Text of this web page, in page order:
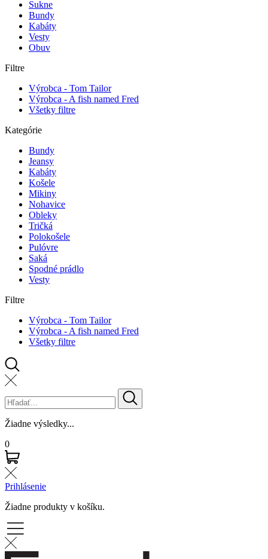
Sukne
Bundy
Kabáty
Vesty
Obuv
Filtre
Výrobca - Tom Tailor
Výrobca - A fish named Fred
Všetky filtre
Kategórie
Bundy
Jeansy
Kabáty
Košele
Mikiny
Nohavice
Obleky
Tričká
Polokošele
Pulóvre
Saká
Spodné prádlo
Vesty
Filtre
Výrobca - Tom Tailor
Výrobca - A fish named Fred
Všetky filtre
Žiadne výsledky...
0
Prihlásenie
Žiadne produkty v košíku.